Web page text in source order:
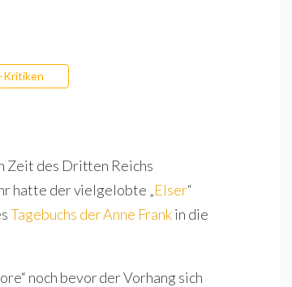
Kritiken
Zeit des Dritten Reichs
hatte der vielgelobte „Elser“
Tagebuchs der Anne Frankin die
noch bevor der Vorhang sich